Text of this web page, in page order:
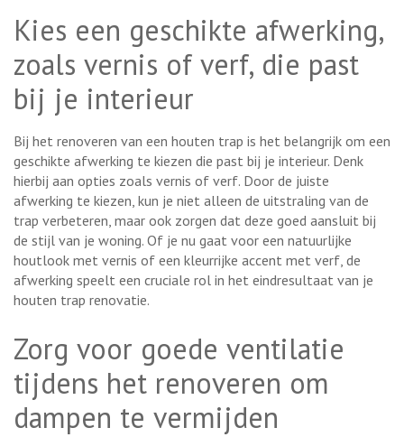
Kies een geschikte afwerking,
zoals vernis of verf, die past
bij je interieur
Bij het renoveren van een houten trap is het belangrijk om een
geschikte afwerking te kiezen die past bij je interieur. Denk
hierbij aan opties zoals vernis of verf. Door de juiste
afwerking te kiezen, kun je niet alleen de uitstraling van de
trap verbeteren, maar ook zorgen dat deze goed aansluit bij
de stijl van je woning. Of je nu gaat voor een natuurlijke
houtlook met vernis of een kleurrijke accent met verf, de
afwerking speelt een cruciale rol in het eindresultaat van je
houten trap renovatie.
Zorg voor goede ventilatie
tijdens het renoveren om
dampen te vermijden